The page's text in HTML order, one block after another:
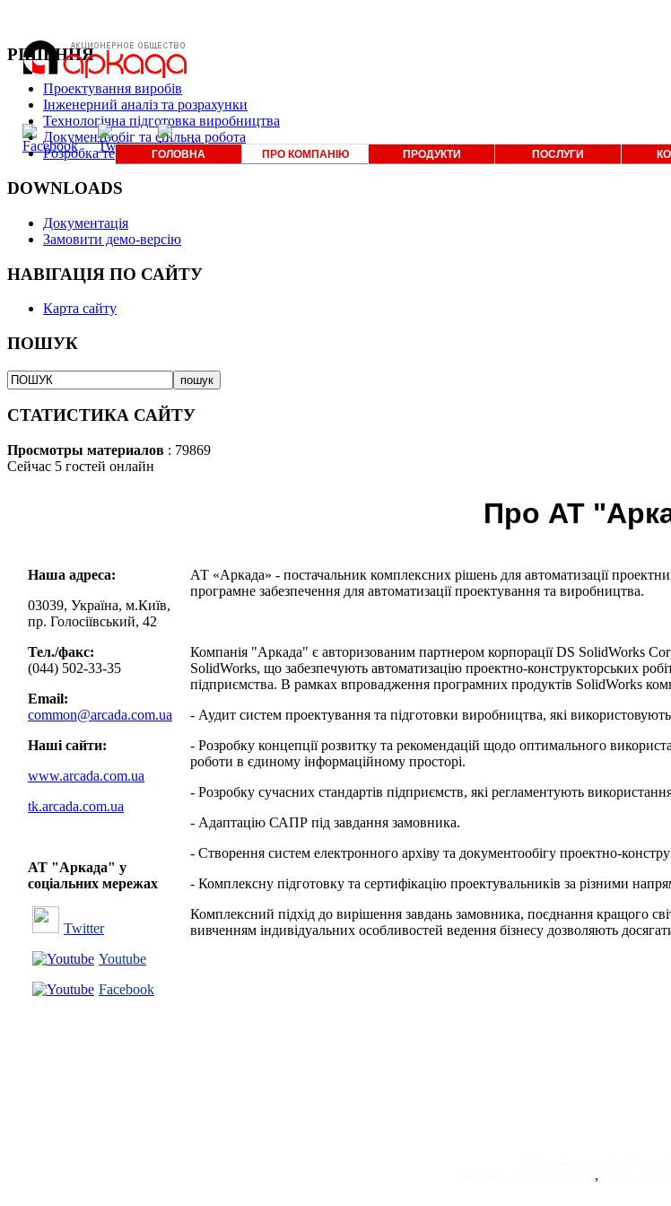
ГОЛОВНА ПРО КОМПАНІЮ ПРОДУКТИ ПОСЛУГИ
РІШЕННЯ
Проектування виробів
Інженерний аналіз та розрахунки
Технологічна підготовка виробництва
Документообіг та спільна робота
Розробка технічної документації
DOWNLOADS
Документація
Замовити демо-версію
НАВІГАЦІЯ ПО САЙТУ
Карта сайту
ПОШУК
СТАТИСТИКА САЙТУ
Просмотры материалов : 79869
Сейчас 5 гостей онлайн
Про АТ
Наша адреса:
03039, Україна, м.Київ,
пр. Голосіївський, 42
Тел./факс:
(044) 502-33-35
Email:
common@arcada.com.ua
Наші сайти:
www.arcada.com.ua
tk.arcada.com.ua
АТ "Аркада" у
соціальних мережах
Twitter
Youtube
Facebook
АТ «Аркада» - постачальник комплексних рішень для автоматизації
програмне забезпечення для автоматизації проектування та виробництва.
Компанія "Аркада" є авторизованим партнером корпорації DS SolidWorks
SolidWorks, що забезпечують автоматизацію проектно-конструкторських
підприємства. В рамках впровадження програмних продуктів SolidWorks
- Аудит систем проектування та підготовки виробництва, які
- Розробку концепції розвитку та рекомендацій щодо оптимального
роботи в єдиному інформаційному просторі.
- Розробку сучасних стандартів підприємств, які регламентують
- Адаптацію САПР під завдання замовника.
- Створення систем електронного архіву та документообігу проектно-
- Комплексну підготовку та сертифікацію проектувальників за різними
Комплексний підхід до вирішення завдань замовника, поєднання кращого
вивченням індивідуальних особливостей ведення бізнесу дозволяють
,